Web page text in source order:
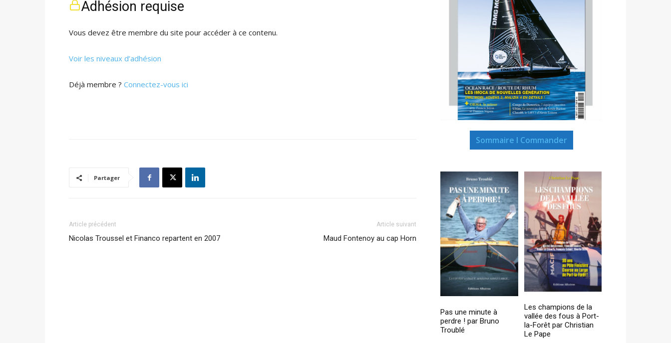
Adhésion requise
Vous devez être membre du site pour accéder à ce contenu.
Voir les niveaux d’adhésion
Déjà membre ? Connectez-vous ici
Partager
Article précédent
Nicolas Troussel et Financo repartent en 2007
Article suivant
Maud Fontenoy au cap Horn
Sommaire I Commander
Pas une minute à
perdre ! par Bruno
Troublé
Les champions de la
vallée des fous à Port-
la-Forêt par Christian
Le Pape